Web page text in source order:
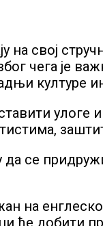
на свој
чега је
културе
улоге
да се
на